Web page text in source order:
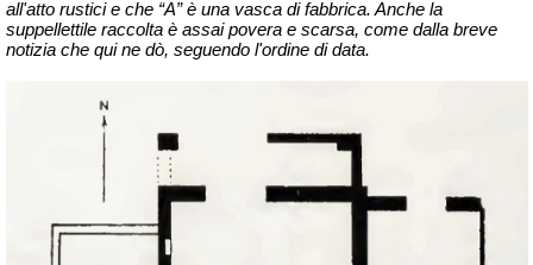
all'atto rustici e che “A” è una vasca di fabbrica. Anche la
suppellettile raccolta è assai povera e scarsa, come dalla breve
notizia che qui ne dò, seguendo l'ordine di data.